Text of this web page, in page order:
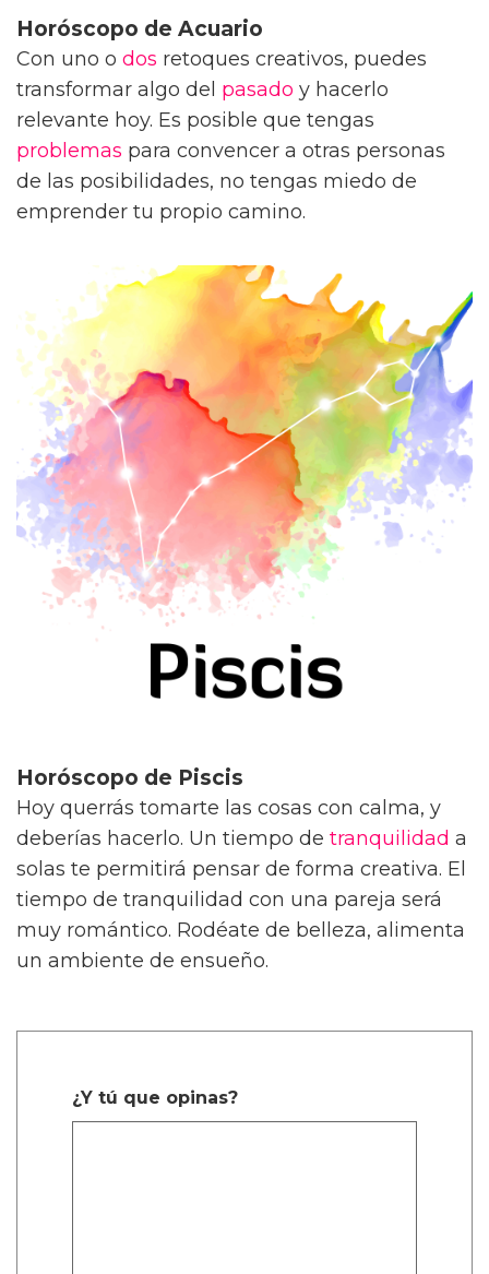
Horóscopo de Acuario
Con uno o dos retoques creativos, puedes
transformar algo del pasado y hacerlo
relevante hoy. Es posible que tengas
problemas para convencer a otras personas
de las posibilidades, no tengas miedo de
emprender tu propio camino.
Horóscopo de Piscis
Hoy querrás tomarte las cosas con calma, y
deberías hacerlo. Un tiempo de tranquilidad a
solas te permitirá pensar de forma creativa. El
tiempo de tranquilidad con una pareja será
muy romántico. Rodéate de belleza, alimenta
un ambiente de ensueño.
¿Y tú que opinas?